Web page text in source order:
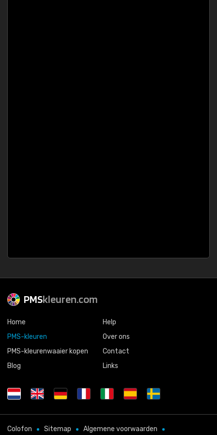
PMSkleuren.com
Home
PMS-kleuren
PMS-kleurenwaaier kopen
Blog
Help
Over ons
Contact
Links
Colofon Sitemap Algemene voorwaarden